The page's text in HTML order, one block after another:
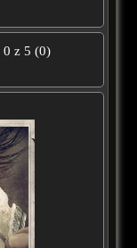
0 z 5 (0)